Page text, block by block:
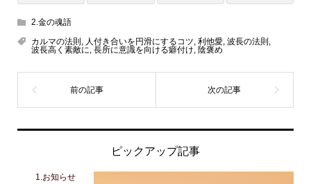
2.金の魂語
カルマの法則 , 人付き合いを円滑にするコツ, 利他愛, 波長の法則 ,
波長高く素敵に, 長所に意識を向ける癖付け, 陰褒め
ピックアップ記事
1.お知らせ